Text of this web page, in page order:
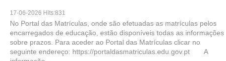
17-06-2026 Hits:831
No Portal das Matrículas, onde são efetuadas as matrículas pelos
encarregados de educação, estão disponíveis todas as informações
sobre prazos. Para aceder ao Portal das Matrículas clicar no
seguinte endereço: https://portaldasmatriculas.edu.gov.pt A